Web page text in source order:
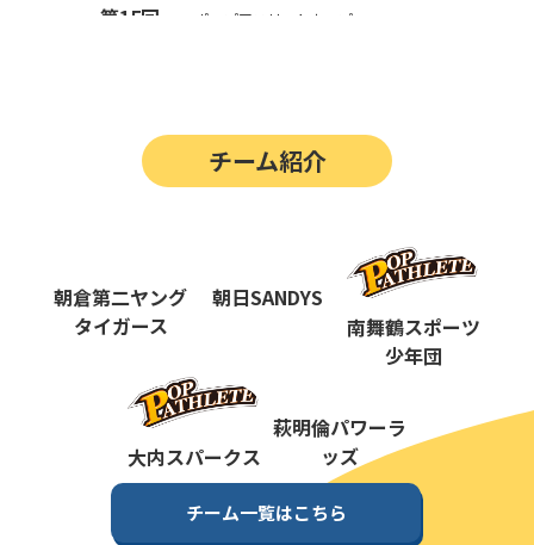
第15回 ポップアスリートカップ
第12回 決勝戦の動画はこちらから
ポップアスリートカップ
第10回 ポップアスリートカップ
ポップアスリートカップ
第8回 ポップアスリートカップ
第7回 ポップアスリートカップ
第6回
チーム紹介
朝倉第二ヤング
タイガース
朝日SANDYS
南舞鶴スポーツ
少年団
大内スパークス
萩明倫パワーラ
ッズ
チーム一覧はこちら